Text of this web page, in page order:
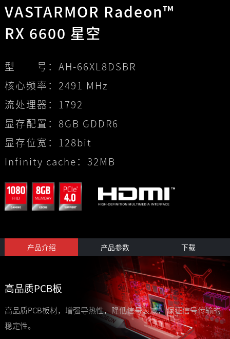
VASTARMOR Radeon™
RX 6600 星空
型 号： AH-66XL8DSBR
核心频率： 2491 MHz
流处理器： 1792
显存配置： 8GB GDDR6
显存位宽： 128bit
Infinity cache： 32MB
产品介绍 产品参数 下载
高品质PCB板
高品质PCB板材，增强导热性，降低信号衰减， 保证信号传输的
稳定性。